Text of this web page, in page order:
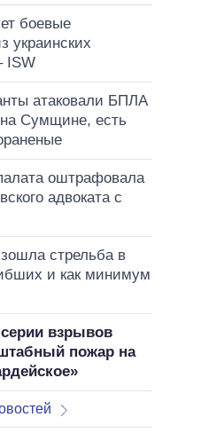
боевые
украинских
ISW
атаковали БПЛА
Сумщине, есть
оштрафовала
адвоката с
стрельба в
и как минимум
взрывов
пожар на